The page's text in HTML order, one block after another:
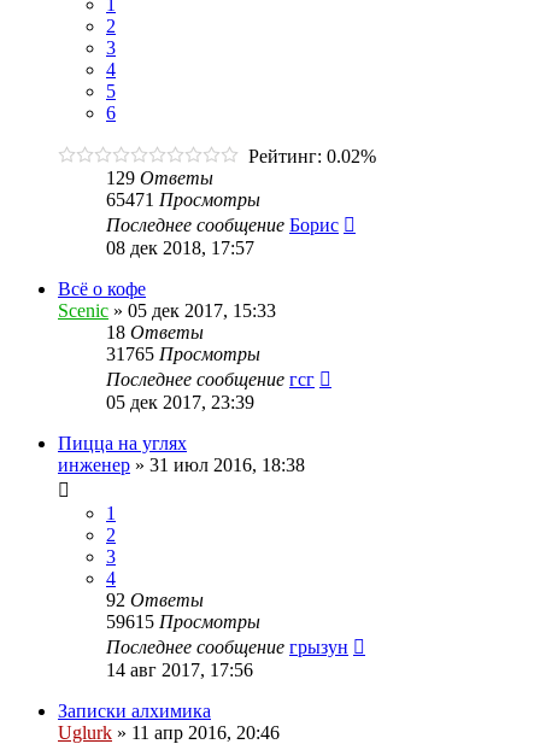
2
3
4
5
6
Рейтинг: 0.02%
129 Ответы
65471 Просмотры
Последнее сообщение Борис
08 дек 2018, 17:57
Всё о кофе
Scenic » 05 дек 2017, 15:33
18 Ответы
31765 Просмотры
Последнее сообщение гсг
05 дек 2017, 23:39
Пицца на углях
инженер » 31 июл 2016, 18:38
1
2
3
4
92 Ответы
59615 Просмотры
Последнее сообщение грызун
14 авг 2017, 17:56
Записки алхимика
Uglurk » 11 апр 2016, 20:46